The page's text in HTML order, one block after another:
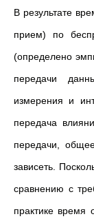
В результате
прием) по
(определено
передачи
измерения и
передача
передачи,
зависеть.
сравнению с
практике время